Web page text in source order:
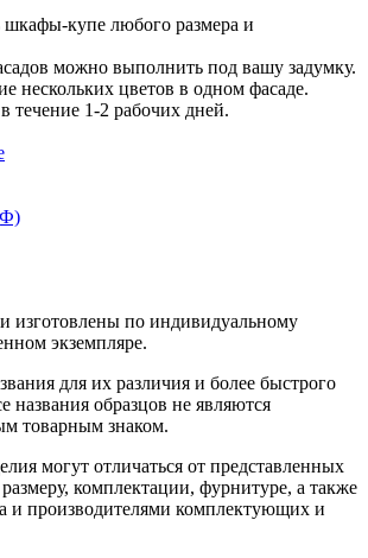
шкафы-купе любого размера и
можно выполнить под вашу задумку.
нескольких цветов в одном фасаде.
течение 1-2 рабочих дней.
изготовлены по индивидуальному
экземпляре.
для их различия и более быстрого
названия образцов не являются
товарным знаком.
могут отличаться от представленных
комплектации, фурнитуре, а также
и производителями комплектующих и